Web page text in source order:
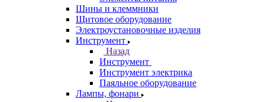
Шины и клеммники
Щитовое оборудование
Электроустановочные изделия
Инструмент
Назад
Инструмент
Инструмент электрика
Паяльное оборудование
Лампы, фонари